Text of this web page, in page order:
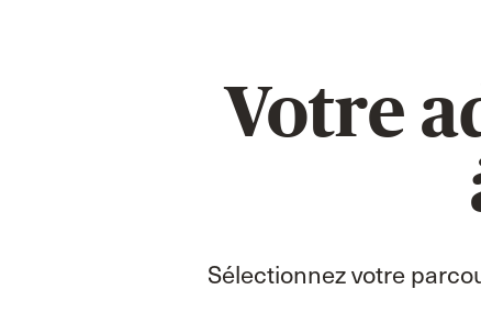
Votre
Sélectionnez votre